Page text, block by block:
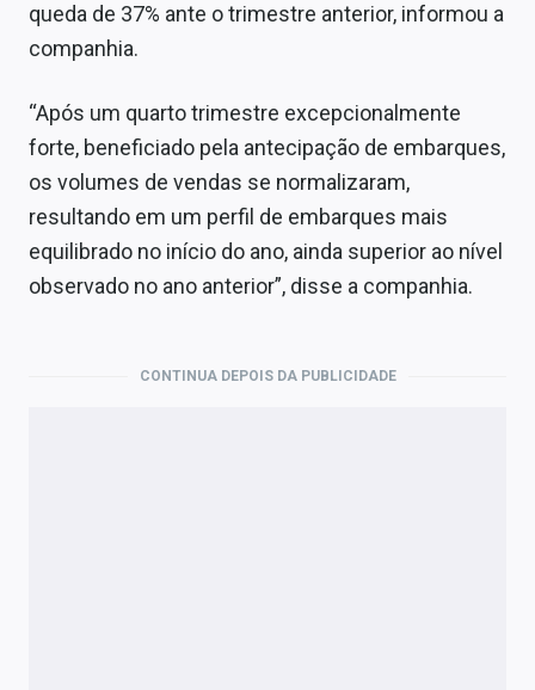
queda de 37% ante o trimestre anterior, informou a
companhia.
“Após um quarto trimestre excepcionalmente
forte, beneficiado pela antecipação de embarques,
os volumes de vendas se normalizaram,
resultando em um perfil de embarques mais
equilibrado no início do ano, ainda superior ao nível
observado no ano anterior”, disse a companhia.
CONTINUA DEPOIS DA PUBLICIDADE